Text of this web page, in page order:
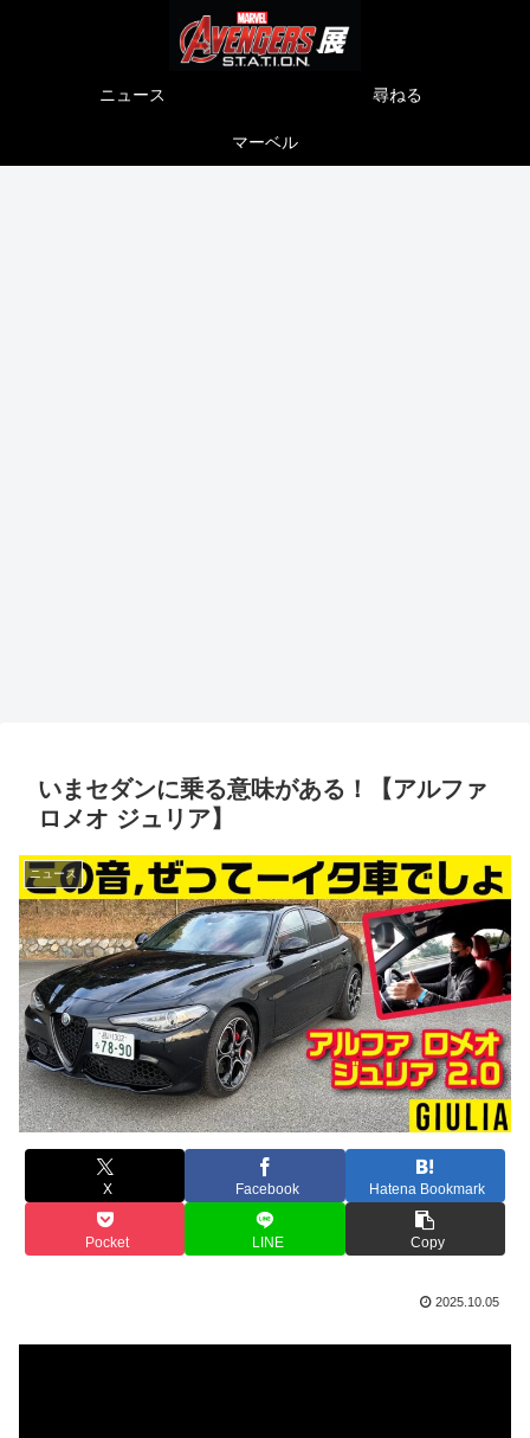
ニュース 尋ねる
マーベル
いまセダンに乗る意味がある！【アルファ
ロメオ ジュリア】
ニュース
X Facebook Hatena Bookmark
Pocket LINE Copy
2025.10.05